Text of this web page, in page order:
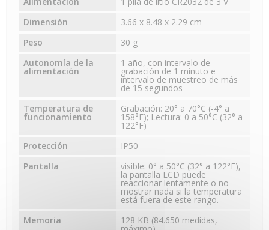
Dimensión
3.66 x 8.48 x 2.29 cm
Peso
30 g
Autonomía de la
alimentación
1 año, con intervalo de
grabación de 1 minuto e
intervalo de muestreo de más
de 15 segundos
Temperatura de
funcionamiento
Grabación: 20° a 70°C (-4° a
158°F); Lectura: 0 a 50°C (32° a
122°F)
Protección
IP50
Pantalla
visible: 0° a 50°C (32° a 122°F),
la pantalla LCD puede
reaccionar lentamente o no
mostrar nada si la temperatura
está fuera de este rango.
Memoria
128 KB (84.650 medidas,